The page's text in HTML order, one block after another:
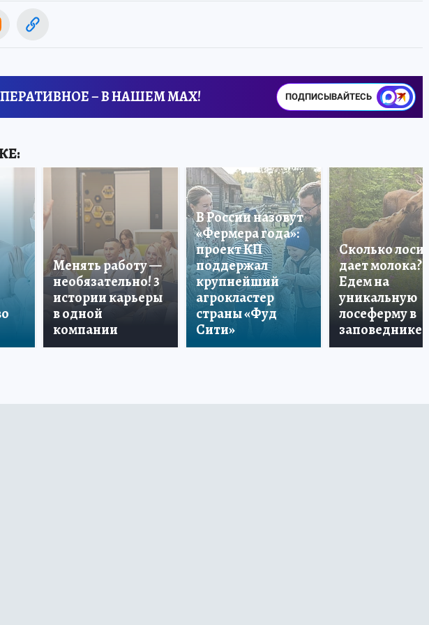
– В НАШЕМ MAX! ПОДПИСЫВАЙТЕСЬ
Менять работу —
необязательно! 3
истории карьеры
в одной
компании
В России назовут
«Фермера года»:
проект КП
поддержал
крупнейший
агрокластер
страны «Фуд
Сити»
Сколько лосиха
дает молока?
Едем на
уникальную
лосеферму в
заповеднике!